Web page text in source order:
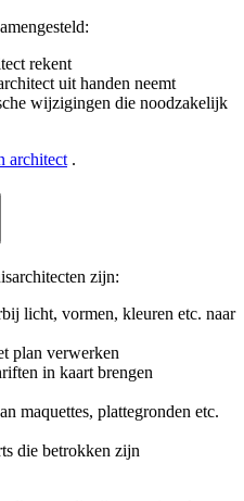
rekent
uit handen neemt
wijzigingen die noodzakelijk
architect .
zijn:
licht, vormen, kleuren etc. naar
plan verwerken
in kaart brengen
maquettes, plattegronden etc.
die betrokken zijn